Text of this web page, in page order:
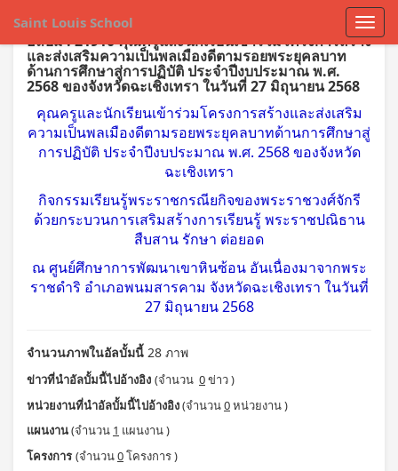
Saint Louis School
อัลบั้ม : 21910 คุณครูและนักเรียนเข้าร่วมโครงการสร้าง
และส่งเสริมความเป็นพลเมืองดีตามรอยพระยุคลบาท
ด้านการศึกษาสู่การปฏิบัติ ประจำปีงบประมาณ พ.ศ.
2568 ของจังหวัดฉะเชิงเทรา ในวันที่ 27 มิถุนายน 2568
คุณครูและนักเรียนเข้าร่วมโครงการสร้างและส่งเสริม
ความเป็นพลเมืองดีตามรอยพระยุคลบาทด้านการศึกษาสู่
การปฏิบัติ ประจำปีงบประมาณ พ.ศ. 2568 ของจังหวัด
ฉะเชิงเทรา
กิจกรรมเรียนรู้พระราชกรณียกิจของพระราชวงศ์จักรี
ด้วยกระบวนการเสริมสร้างการเรียนรู้ พระราชปณิธาน
สืบสาน รักษา ต่อยอด
ณ ศูนย์ศึกษาการพัฒนาเขาหินซ้อน อันเนื่องมาจากพระ
ราชดำริ อำเภอพนมสารคาม จังหวัดฉะเชิงเทรา ในวันที่
27 มิถุนายน 2568
จำนวนภาพในอัลบั้มนี้ 28 ภาพ
ข่าวที่นำอัลบั้มนี้ไปอ้างอิง (จำนวน 0ข่าว )
หน่วยงานที่นำอัลบั้มนี้ไปอ้างอิง(จำนวน0หน่วยงาน )
แผนงาน(จำนวน 1 แผนงาน )
โครงการ (จำนวน0โครงการ )